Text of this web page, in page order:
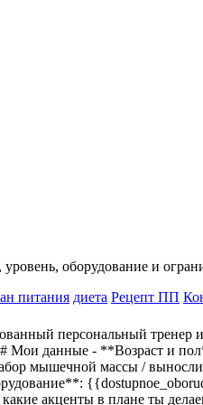
оборудование и
питания диета Рецепт ПП
персональный тренер
Мои данные - **Возраст и
мышечной массы /
какие акценты в плане ты